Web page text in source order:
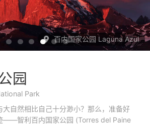
百内国家公园 Laguna Amarga
园
Park
大自然相比自己十分渺小？那么，准备好
——智利百内国家公园 (Torres del Paine